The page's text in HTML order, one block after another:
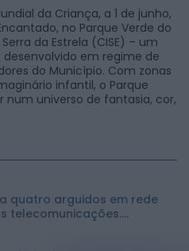
da Criança, a 1 de junho,
no Parque Verde do
da Estrela (CISE) – um
em regime de
do Município. Com zonas
infantil, o Parque
num universo de fantasia, cor,
quatro arguidos em rede
telecomunicações....